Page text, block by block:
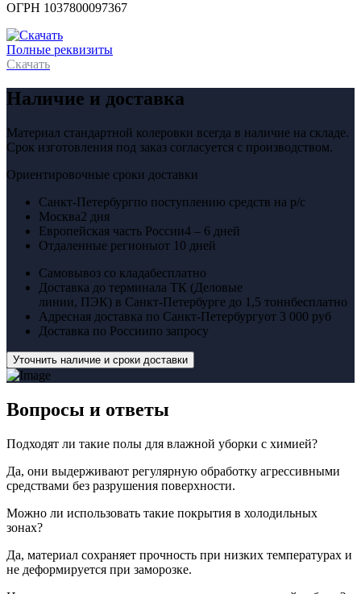
ОГРН 1037800097367
Полные реквизиты
Скачать
Наличие и доставка
Материал стандартной колеровки всегда в наличие на складе.
Срок изготовления под заказ согласуется с производством.
Ориентировочные сроки доставки
Санкт-Петербургпо поступлению средств на р/с
Москва2 дня
Европейская часть России4 – 6 дней
Отдаленные регионыот 10 дней
Самовывоз со кладабесплатно
Доставка до терминала ТК (Деловые
линии, ПЭК) в Санкт-Петербурге до 1,5 тоннбесплатно
Адресная доставка по Санкт-Петербургуот 3 000 руб
Доставка по Россиипо запросу
Уточнить наличие и сроки доставки
Вопросы и ответы
Подходят ли такие полы для влажной уборки с химией?
Да, они выдерживают регулярную обработку агрессивными
средствами без разрушения поверхности.
Можно ли использовать такие покрытия в холодильных
зонах?
Да, материал сохраняет прочность при низких температурах и
не деформируется при заморозке.